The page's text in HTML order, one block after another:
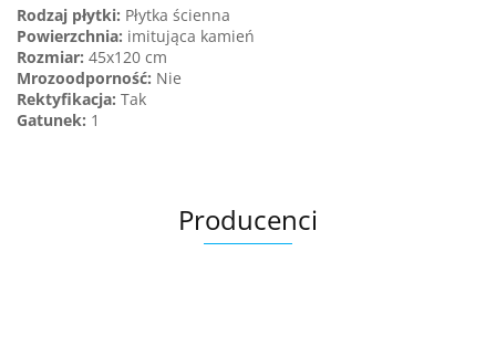
Rodzaj płytki: Płytka ścienna
Powierzchnia: imitująca kamień
Rozmiar: 45x120 cm
Mrozoodporność: Nie
Rektyfikacja: Tak
Gatunek: 1
Producenci